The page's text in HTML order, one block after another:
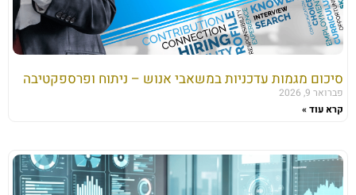
סיכום מגמות עדכניות במשאבי אנוש – ניתוח ופרספקטיבה
פברואר 9, 2026
קרא עוד »